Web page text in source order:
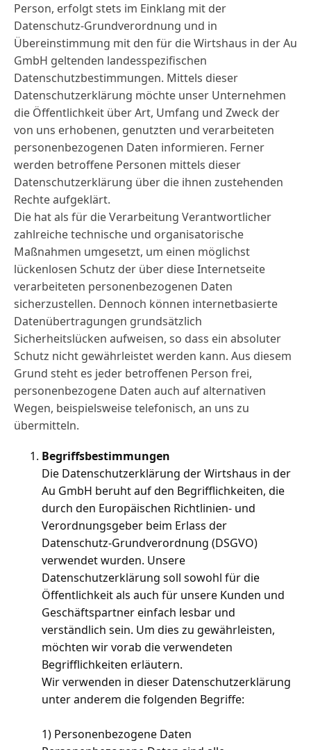
Person, erfolgt stets im Einklang mit der
Datenschutz-Grundverordnung und in
Übereinstimmung mit den für die Wirtshaus in der Au
GmbH geltenden landesspezifischen
Datenschutzbestimmungen. Mittels dieser
Datenschutzerklärung möchte unser Unternehmen
die Öffentlichkeit über Art, Umfang und Zweck der
von uns erhobenen, genutzten und verarbeiteten
personenbezogenen Daten informieren. Ferner
werden betroffene Personen mittels dieser
Datenschutzerklärung über die ihnen zustehenden
Rechte aufgeklärt.
Die hat als für die Verarbeitung Verantwortlicher
zahlreiche technische und organisatorische
Maßnahmen umgesetzt, um einen möglichst
lückenlosen Schutz der über diese Internetseite
verarbeiteten personenbezogenen Daten
sicherzustellen. Dennoch können internetbasierte
Datenübertragungen grundsätzlich
Sicherheitslücken aufweisen, so dass ein absoluter
Schutz nicht gewährleistet werden kann. Aus diesem
Grund steht es jeder betroffenen Person frei,
personenbezogene Daten auch auf alternativen
Wegen, beispielsweise telefonisch, an uns zu
übermitteln.
Begriffsbestimmungen
Die Datenschutzerklärung der Wirtshaus in der
Au GmbH beruht auf den Begrifflichkeiten, die
durch den Europäischen Richtlinien- und
Verordnungsgeber beim Erlass der
Datenschutz-Grundverordnung (DSGVO)
verwendet wurden. Unsere
Datenschutzerklärung soll sowohl für die
Öffentlichkeit als auch für unsere Kunden und
Geschäftspartner einfach lesbar und
verständlich sein. Um dies zu gewährleisten,
möchten wir vorab die verwendeten
Begrifflichkeiten erläutern.
Wir verwenden in dieser Datenschutzerklärung
unter anderem die folgenden Begriffe:
1) Personenbezogene Daten